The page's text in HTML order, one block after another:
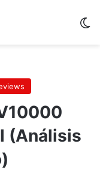
(Análisis